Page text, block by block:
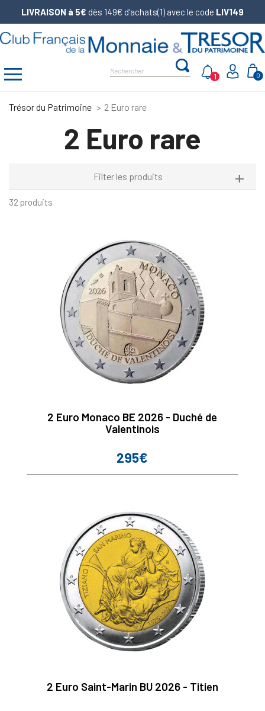
LIVRAISON à 5€ dès 149€ d’achats(1) avec le code LIV149
0
1
Trésor du Patrimoine 2 Euro rare
2 Euro rare
Filter les produits
32 produits
2 Euro Monaco BE 2026 - Duché de
Valentinois
Prix
295€
2 Euro Saint-Marin BU 2026 - Titien